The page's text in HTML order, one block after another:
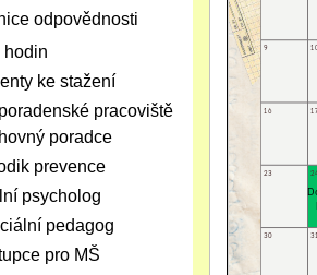
odpovědnosti
hodin
ke stažení
pracoviště
poradce
prevence
psycholog
pedagog
pro MŠ